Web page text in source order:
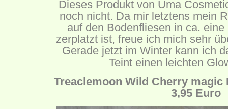
Dieses Produkt von Uma
noch nicht. Da mir letztens mein
auf den Bodenfliesen in ca.
zerplatzt ist, freue ich mich sehr
Gerade jetzt im Winter kann ich
Teint einen leichten
Treaclemoon Wild Cherry magic
3,95 Euro